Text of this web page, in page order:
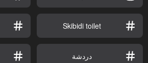
Skibidi toilet
دردشة